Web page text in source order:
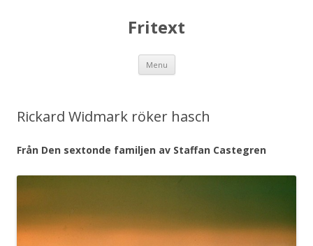
Fritext
Menu Skip
content
Rickard Widmark röker hasch
Från Den sextonde familjen av Staffan Castegren